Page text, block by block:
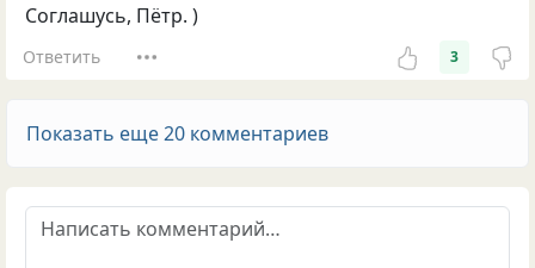
Соглашусь, Пётр. )
Ответить 3
Показать еще 20 комментариев